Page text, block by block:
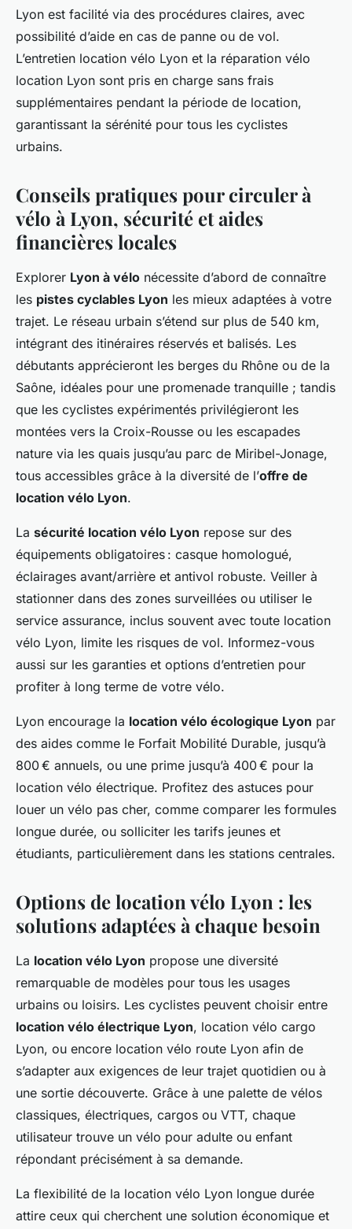
Lyon est facilité via des procédures claires, avec
possibilité d’aide en cas de panne ou de vol.
L’entretien location vélo Lyon et la réparation vélo
location Lyon sont pris en charge sans frais
supplémentaires pendant la période de location,
garantissant la sérénité pour tous les cyclistes
urbains.
Conseils pratiques pour circuler à
vélo à Lyon, sécurité et aides
financières locales
Explorer Lyon à vélo nécessite d’abord de connaître
les pistes cyclables Lyon les mieux adaptées à votre
trajet. Le réseau urbain s’étend sur plus de 540 km,
intégrant des itinéraires réservés et balisés. Les
débutants apprécieront les berges du Rhône ou de la
Saône, idéales pour une promenade tranquille ; tandis
que les cyclistes expérimentés privilégieront les
montées vers la Croix-Rousse ou les escapades
nature via les quais jusqu’au parc de Miribel-Jonage,
tous accessibles grâce à la diversité de l’offre de
location vélo Lyon.
La sécurité location vélo Lyon repose sur des
équipements obligatoires : casque homologué,
éclairages avant/arrière et antivol robuste. Veiller à
stationner dans des zones surveillées ou utiliser le
service assurance, inclus souvent avec toute location
vélo Lyon, limite les risques de vol. Informez-vous
aussi sur les garanties et options d’entretien pour
profiter à long terme de votre vélo.
Lyon encourage la location vélo écologique Lyon par
des aides comme le Forfait Mobilité Durable, jusqu’à
800 € annuels, ou une prime jusqu’à 400 € pour la
location vélo électrique. Profitez des astuces pour
louer un vélo pas cher, comme comparer les formules
longue durée, ou solliciter les tarifs jeunes et
étudiants, particulièrement dans les stations centrales.
Options de location vélo Lyon : les
solutions adaptées à chaque besoin
La location vélo Lyon propose une diversité
remarquable de modèles pour tous les usages
urbains ou loisirs. Les cyclistes peuvent choisir entre
location vélo électrique Lyon, location vélo cargo
Lyon, ou encore location vélo route Lyon afin de
s’adapter aux exigences de leur trajet quotidien ou à
une sortie découverte. Grâce à une palette de vélos
classiques, électriques, cargos ou VTT, chaque
utilisateur trouve un vélo pour adulte ou enfant
répondant précisément à sa demande.
La flexibilité de la location vélo Lyon longue durée
attire ceux qui cherchent une solution économique et